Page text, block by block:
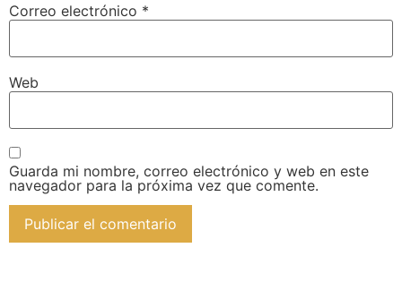
Correo electrónico *
Web
Guarda mi nombre, correo electrónico y web en este
navegador para la próxima vez que comente.